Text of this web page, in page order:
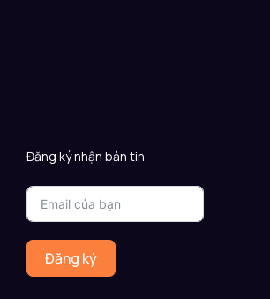
Đăng ký nhận bản tin
Đăng ký